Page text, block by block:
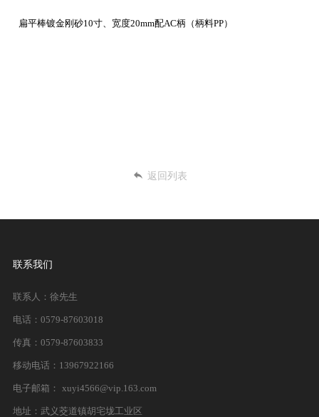
扁平棒镀金刚砂10寸、宽度20mm配AC柄（柄料PP）
返回列表
联系我们
联系人：徐先生
电话：0579-87603018
传真：0579-87603833
移动电话：13967922166
电子邮箱： xuyi4566@vip.163.com
地址：武义茭道镇胡宅垅工业区